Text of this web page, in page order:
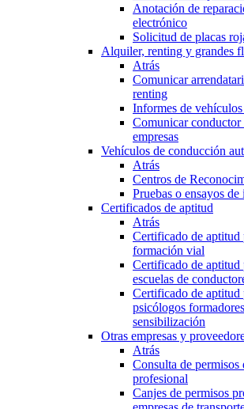
Anotación de
electrónico
Solicitud de placas
Alquiler, renting y grandes
Atrás
Comunicar
renting
Informes de
Comunicar conductor
empresas
Vehículos de conducción
Atrás
Centros de
Pruebas o ensayos
Certificados de aptitud
Atrás
Certificado de aptitud
formación vial
Certificado de aptitud
escuelas de
Certificado de aptitud
psicólogos
sensibilización
Otras empresas y
Atrás
Consulta de permisos
profesional
Canjes de permisos